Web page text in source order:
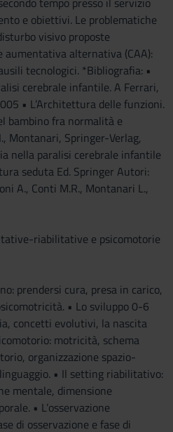
e obiettivi. Le problematiche
visivo proposte
aumentativa alternativa (CAA):
tecnologici. *Bibliografia: •
cerebrale infantile. A Ferrari,
• L’Architettura delle funzioni.
bambino fra normalità e
Montanari, Springer-Verlag,
nella paralisi cerebrale infantile
seduta Ed. Springer Autori:
A., Conti M.R., Montanari L.,
riabilitative e psicomotorie
prendersi cura, presa in carico,
• Lo sviluppo 0-6
concetti evolutivi, la nascita
motricità, schema
organizzazione spazio-
• Il setting riabilitativo:
mentale, dimensione
• L’osservazione
di osservazione e fase di